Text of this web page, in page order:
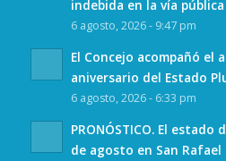
indebida en la vía pública
6 agosto, 2026 - 9:47 pm
El Concejo acompañó el
aniversario del Estado
6 agosto, 2026 - 6:33 pm
PRONÓSTICO. El
de agosto en San Rafael